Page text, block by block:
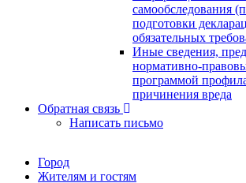
самообследования
подготовки
обязательных
Иные сведения,
нормативно-
программой
причинения вреда
Обратная связь
Написать письмо
Город
Жителям и гостям